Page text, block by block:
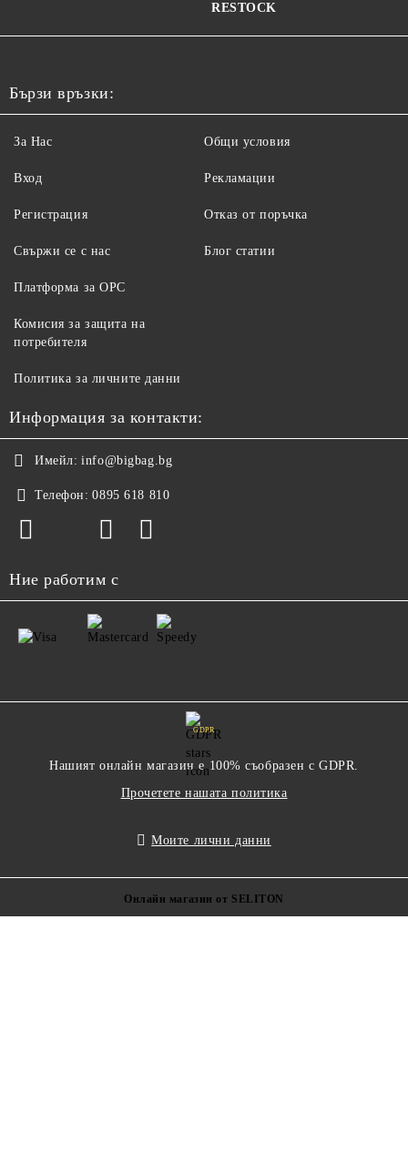
RESTOCK
Бързи връзки:
За Нас
Вход
Регистрация
Свържи се с нас
Общи условия
Рекламации
Отказ от поръчка
Блог статии
Платформа за ОРС
Комисия за защита на
потребителя
Политика за личните данни
Информация за контакти:
Имейл: info@bigbag.bg
Телефон: 0895 618 810
Ние работим с
GDPR
Нашият онлайн магазин е 100% съобразен с GDPR.
Прочетете нашата политика
Моите лични данни
Онлайн магазин от SELITON